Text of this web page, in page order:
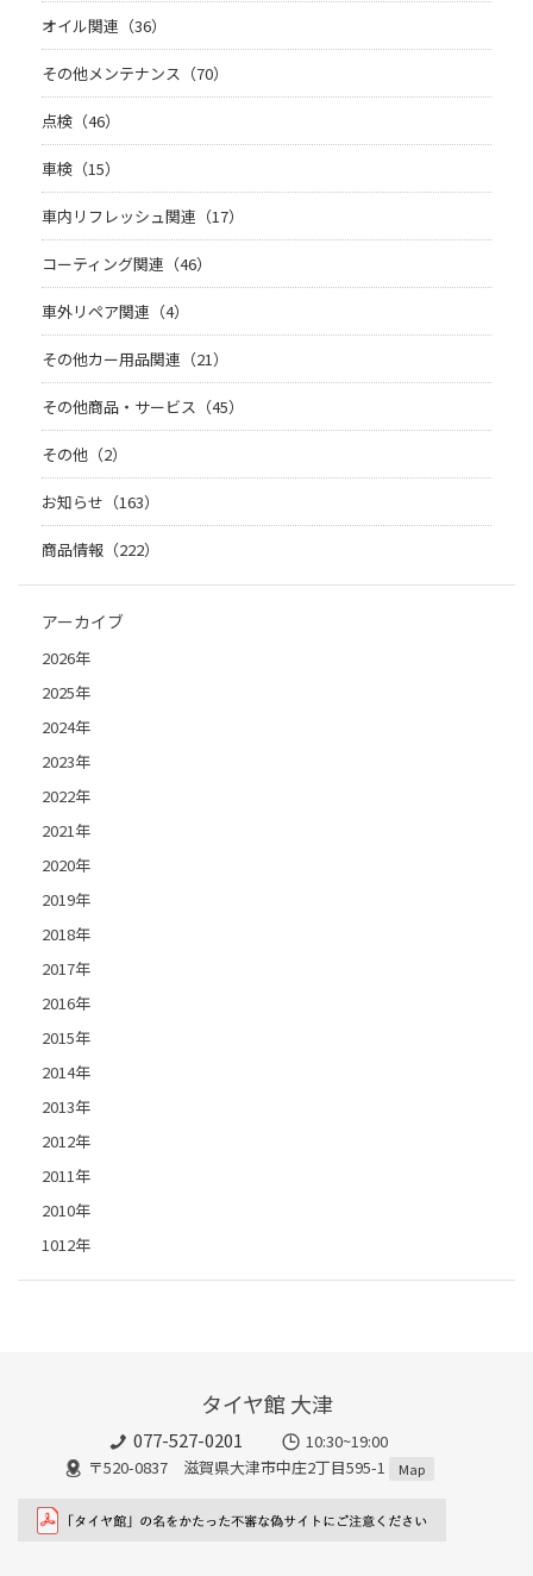
オイル関連（36）
その他メンテナンス（70）
点検（46）
車検（15）
車内リフレッシュ関連（17）
コーティング関連（46）
車外リペア関連（4）
その他カー用品関連（21）
その他商品・サービス（45）
その他（2）
お知らせ（163）
商品情報（222）
アーカイブ
2026年
2025年
2024年
2023年
2022年
2021年
2020年
2019年
2018年
2017年
2016年
2015年
2014年
2013年
2012年
2011年
2010年
1012年
タイヤ館 大津
077-527-0201
10:30~19:00
〒520-0837 滋賀県大津市中庄2丁目595-1
Map